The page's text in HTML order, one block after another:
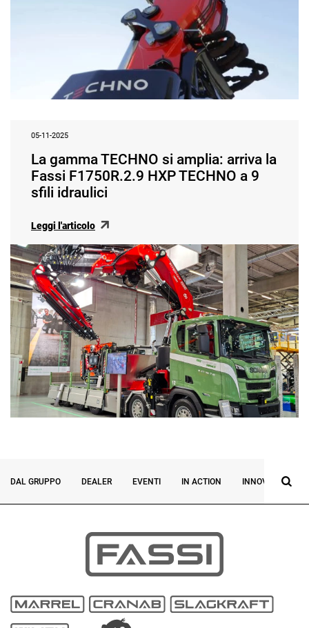
05-11-2025
La gamma TECHNO si amplia: arriva la
Fassi F1750R.2.9 HXP TECHNO a 9
sfili idraulici
Leggi l'articolo
DAL GRUPPO DEALER EVENTI IN ACTION INNOVAZIONE